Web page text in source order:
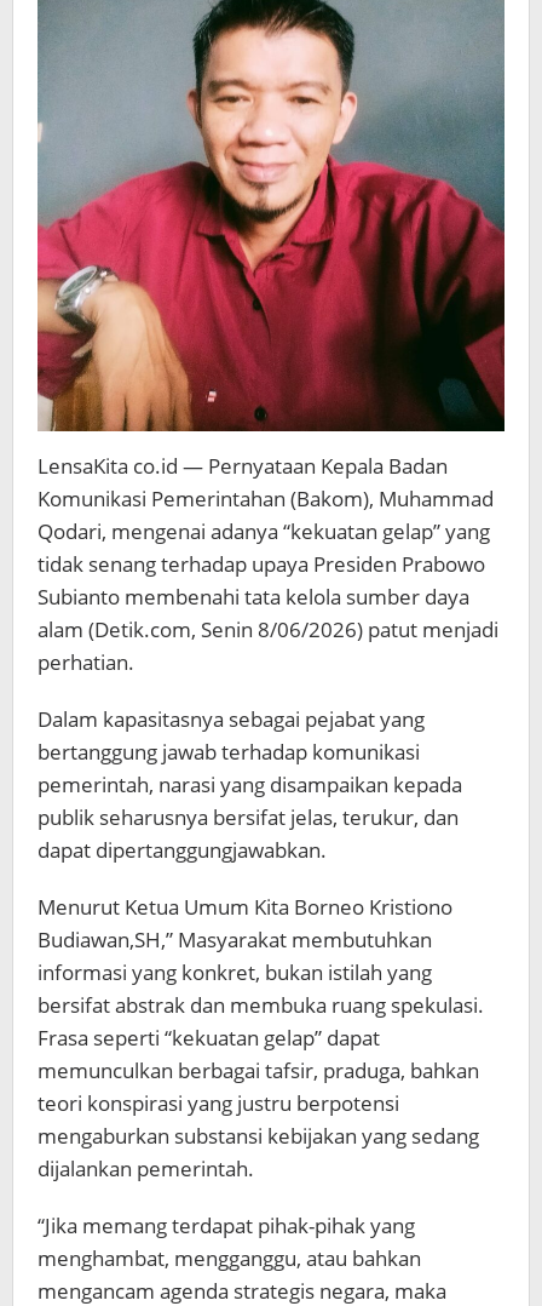
LensaKita co.id — Pernyataan Kepala Badan
Komunikasi Pemerintahan (Bakom), Muhammad
Qodari, mengenai adanya “kekuatan gelap” yang
tidak senang terhadap upaya Presiden Prabowo
Subianto membenahi tata kelola sumber daya
alam (Detik.com, Senin 8/06/2026) patut menjadi
perhatian.
Dalam kapasitasnya sebagai pejabat yang
bertanggung jawab terhadap komunikasi
pemerintah, narasi yang disampaikan kepada
publik seharusnya bersifat jelas, terukur, dan
dapat dipertanggungjawabkan.
Menurut Ketua Umum Kita Borneo Kristiono
Budiawan,SH,” Masyarakat membutuhkan
informasi yang konkret, bukan istilah yang
bersifat abstrak dan membuka ruang spekulasi.
Frasa seperti “kekuatan gelap” dapat
memunculkan berbagai tafsir, praduga, bahkan
teori konspirasi yang justru berpotensi
mengaburkan substansi kebijakan yang sedang
dijalankan pemerintah.
“Jika memang terdapat pihak-pihak yang
menghambat, mengganggu, atau bahkan
mengancam agenda strategis negara, maka